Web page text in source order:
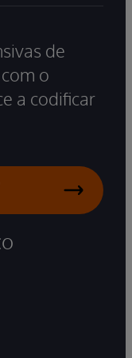
de
o
a codificar